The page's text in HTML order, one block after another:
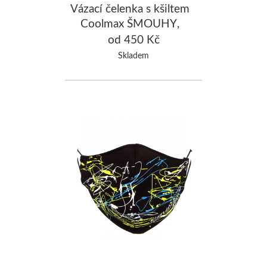
Vázací čelenka s kšiltem
Coolmax ŠMOUHY,
černá/fluo růžová
od 450 Kč
Skladem